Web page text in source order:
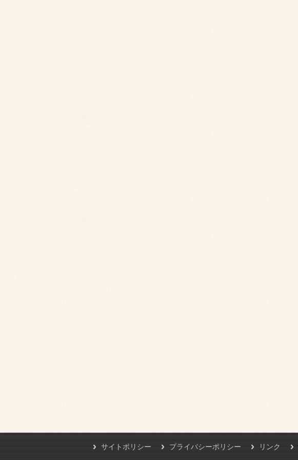
サイトポリシー プライバシーポリシー リンク